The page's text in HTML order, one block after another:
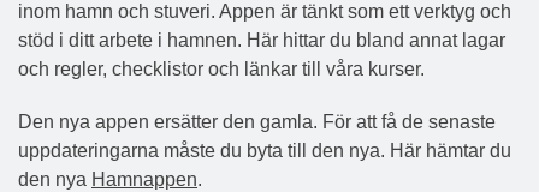
inom hamn och stuveri. Appen är tänkt som ett verktyg och
stöd i ditt arbete i hamnen. Här hittar du bland annat lagar
och regler, checklistor och länkar till våra kurser.
Den nya appen ersätter den gamla. För att få de senaste
uppdateringarna måste du byta till den nya. Här hämtar du
den nya Hamnappen.